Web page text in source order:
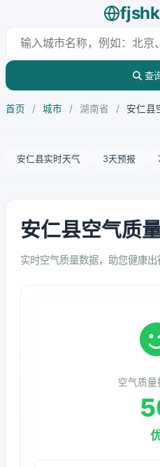
查
首页 / 城市 / 湖南省 / 安仁县
安仁县实时天气 3天预报
安仁县空气质
实时空气质量数据，助您健康出
空气质量